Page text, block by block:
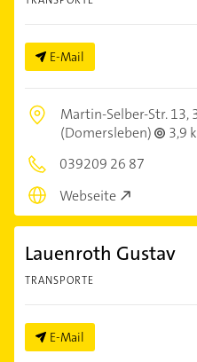
E-Mail
Martin-Selber-Str. 13,
(Domersleben)
3,9
039209 26 87
Webseite
Lauenroth Gustav
TRANSPORTE
E-Mail